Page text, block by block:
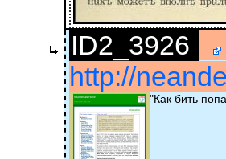
ID2_3926
http://
"Как бить